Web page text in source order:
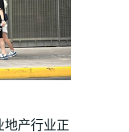
地产行业正